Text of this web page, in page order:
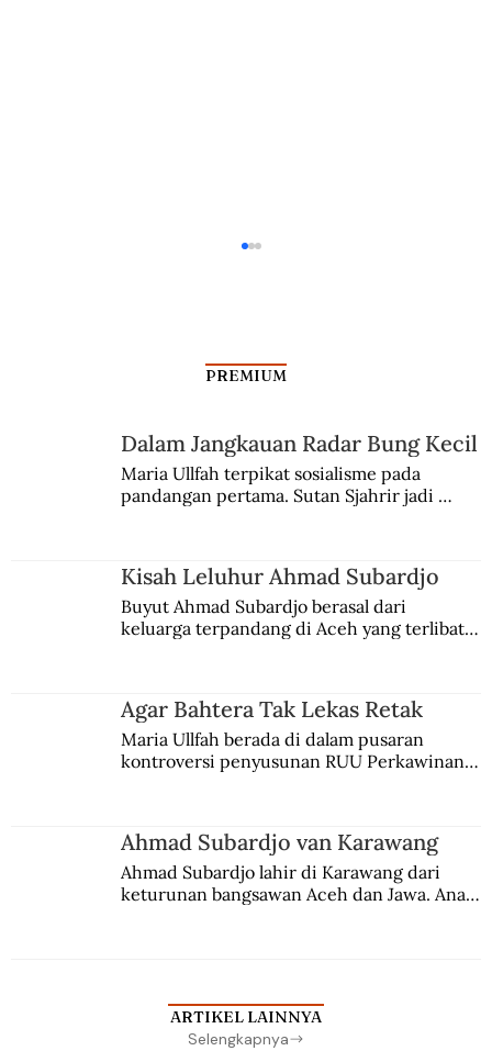
Bongkar Pasang Kurikulum Sepanjang
PREMIUM
Dalam Jangkauan Radar Bung Kecil
Maria Ullfah terpikat sosialisme pada
pandangan pertama. Sutan Sjahrir jadi
Kisah Leluhur Ahmad Subardjo
Buyut Ahmad Subardjo berasal dari
keluarga terpandang di Aceh yang terlibat
Agar Bahtera Tak Lekas Retak
Maria Ullfah berada di dalam pusaran
kontroversi penyusunan RUU Perkawinan.
Ahmad Subardjo van Karawang
Ahmad Subardjo lahir di Karawang dari
keturunan bangsawan Aceh dan Jawa. Anak
ARTIKEL LAINNYA
Selengkapnya